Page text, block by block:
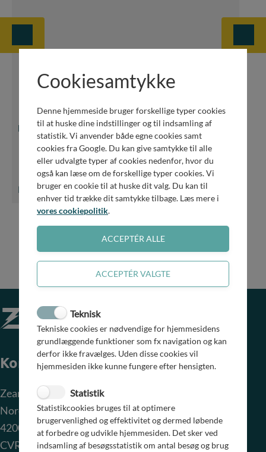
Et skridt nærmere vestsjællandsk mekka for elbiler
LÆS MERE
SE ALLE NYHEDER
Kontakt
Zeanet A/S
Nordvej 6
4200 Slagelse
CVR-nr.: 26 86 38 99
Cookiesamtykke
Denne hjemmeside bruger forskellige typer cookies
til at huske dine indstillinger og til indsamling af
statistik. Vi anvender både egne cookies samt
cookies fra Google. Du kan give samtykke til alle
eller udvalgte typer af cookies nedenfor, hvor du
også kan læse om de forskellige typer cookies. Vi
bruger en cookie til at huske dit valg. Du kan til
enhver tid trække dit samtykke tilbage. Læs mere i
vores cookiepolitik.
Teknisk
Tekniske cookies er nødvendige for hjemmesidens
grundlæggende funktioner som fx navigation og kan
derfor ikke fravælges. Uden disse cookies vil
hjemmesiden ikke kunne fungere efter hensigten.
Statistik
Statistikcookies bruges til at optimere
brugervenlighed og effektivitet og dermed løbende
at forbedre og udvikle hjemmesiden. Det sker ved
indsamling af besøgsstatistik om antal besøg og brug